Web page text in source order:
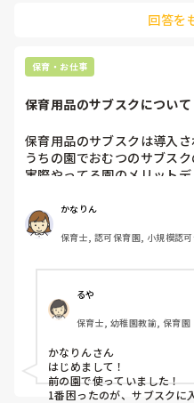
回答を
保育・お仕事
保育用品のサブスクについて
保育用品のサブスクは導入
うちの園でおむつのサブスク
実際やってる園のメリット
かなりん
保育士, 認可保育園, 小規模認
るや
保育士, 幼稚園教諭, 保育園
かなりんさん
はじめまして！
前の園で使っていました！
1番困ったのが、サブスクに